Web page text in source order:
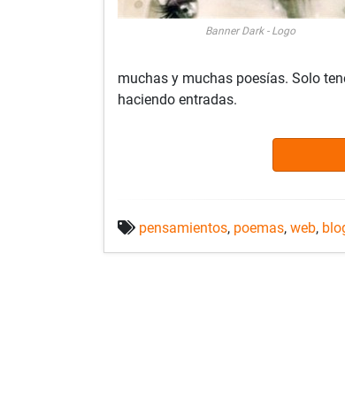
Banner Dark - Logo
muchas y muchas poesías. Solo
haciendo entradas.
pensamientos, poemas, web,